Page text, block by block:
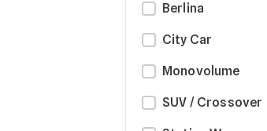
Berlina
City Car
Monovolume
SUV / Crossover